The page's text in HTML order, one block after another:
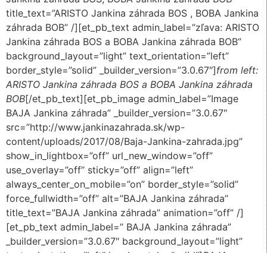
title_text=”ARISTO Jankina záhrada BOS , BOBA Jankina
záhrada BOB” /][et_pb_text admin_label=”zľava: ARISTO
Jankina záhrada BOS a BOBA Jankina záhrada BOB”
background_layout=”light” text_orientation=”left”
border_style=”solid” _builder_version=”3.0.67″]from left:
ARISTO Jankina záhrada BOS a BOBA Jankina záhrada
BOB[/et_pb_text][et_pb_image admin_label=”Image
BAJA Jankina záhrada” _builder_version=”3.0.67″
src=”http://www.jankinazahrada.sk/wp-
content/uploads/2017/08/Baja-Jankina-zahrada.jpg”
show_in_lightbox=”off” url_new_window=”off”
use_overlay=”off” sticky=”off” align=”left”
always_center_on_mobile=”on” border_style=”solid”
force_fullwidth=”off” alt=”BAJA Jankina záhrada”
title_text=”BAJA Jankina záhrada” animation=”off” /]
[et_pb_text admin_label=” BAJA Jankina záhrada”
_builder_version=”3.0.67″ background_layout=”light”